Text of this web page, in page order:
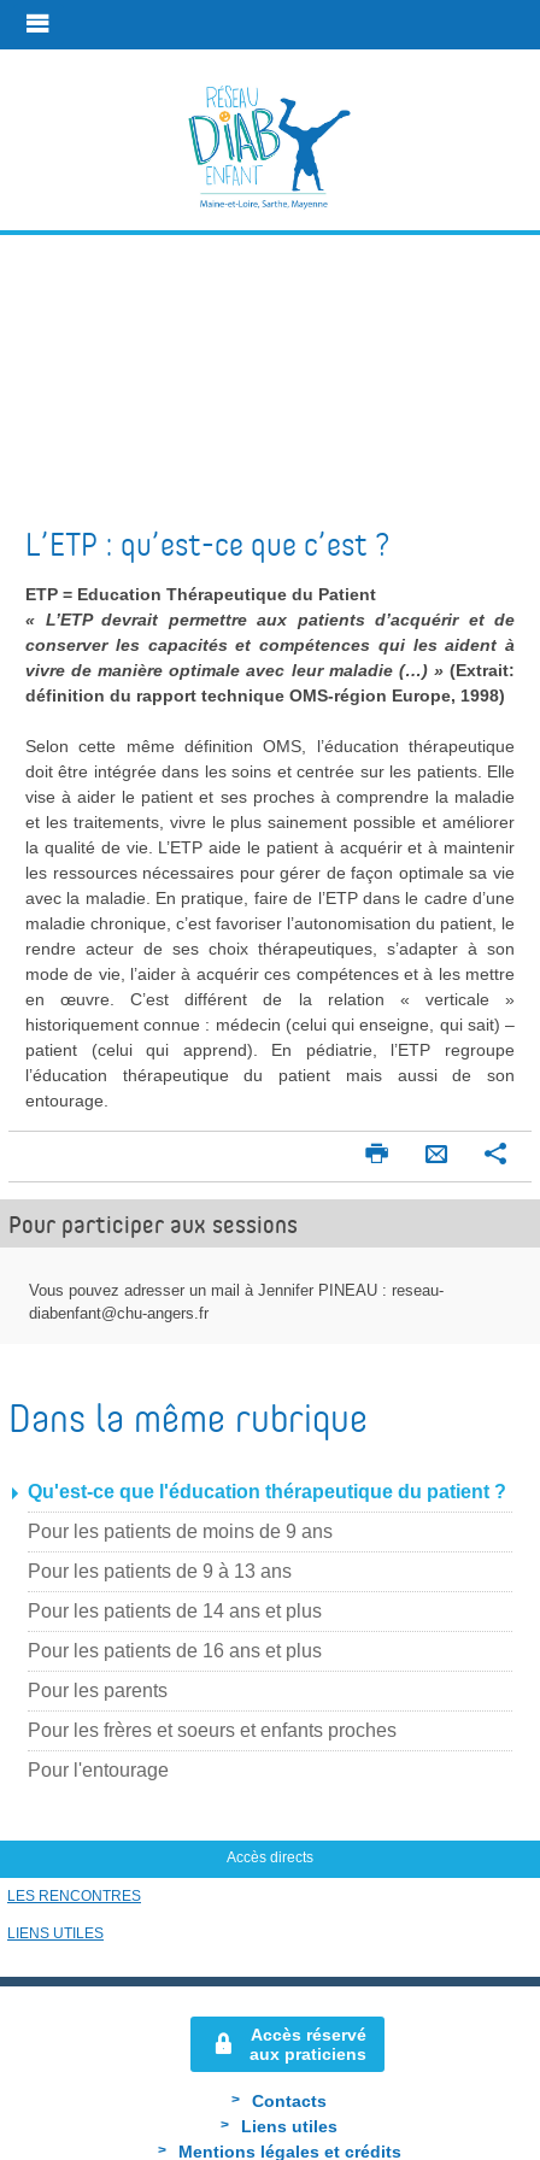
rencontres
du patient ?
L’ETP : qu’est-ce que c’est ?
ETP = Education Thérapeutique du Patient
« L’ETP devrait permettre aux patients d’acquérir et de
conserver les capacités et compétences qui les aident à
vivre de manière optimale avec leur maladie (…) » (Extrait:
définition du rapport technique OMS-région Europe, 1998)
Selon cette même définition OMS, l’éducation thérapeutique
doit être intégrée dans les soins et centrée sur les patients. Elle
vise à aider le patient et ses proches à comprendre la maladie
et les traitements, vivre le plus sainement possible et améliorer
la qualité de vie. L’ETP aide le patient à acquérir et à maintenir
les ressources nécessaires pour gérer de façon optimale sa vie
avec la maladie. En pratique, faire de l’ETP dans le cadre d’une
maladie chronique, c’est favoriser l’autonomisation du patient, le
rendre acteur de ses choix thérapeutiques, s’adapter à son
mode de vie, l’aider à acquérir ces compétences et à les mettre
en œuvre. C’est différent de la relation « verticale »
historiquement connue : médecin (celui qui enseigne, qui sait) –
patient (celui qui apprend). En pédiatrie, l’ETP regroupe
l’éducation thérapeutique du patient mais aussi de son
entourage.
I
m
p
i
n
o
m
a
i
a
r
a
Pour participer aux sessions
Vous pouvez adresser un mail à Jennifer PINEAU : reseau-
diabenfant@chu-angers.fr
Dans la même rubrique
Qu'est-ce que l'éducation thérapeutique du patient ?
Pour les patients de moins de 9 ans
Pour les patients de 9 à 13 ans
Pour les patients de 14 ans et plus
Pour les patients de 16 ans et plus
Pour les parents
Pour les frères et soeurs et enfants proches
Pour l'entourage
Accès directs
LES RENCONTRES
LIENS UTILES
Accès réservé
aux praticiens
Contacts
Liens utiles
Mentions légales et crédits